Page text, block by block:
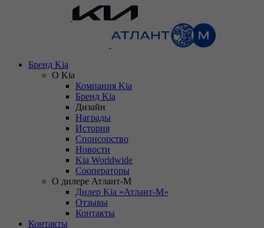
Бренд Kia
О Kia
Компания Kia
Бренд Kia
Дизайн
Награды
История
Спонсорство
Новости
Kia Worldwide
Сооператоры
О дилере Атлант-М
Дилер Kia «Атлант-М»
Отзывы
Контакты
Контакты